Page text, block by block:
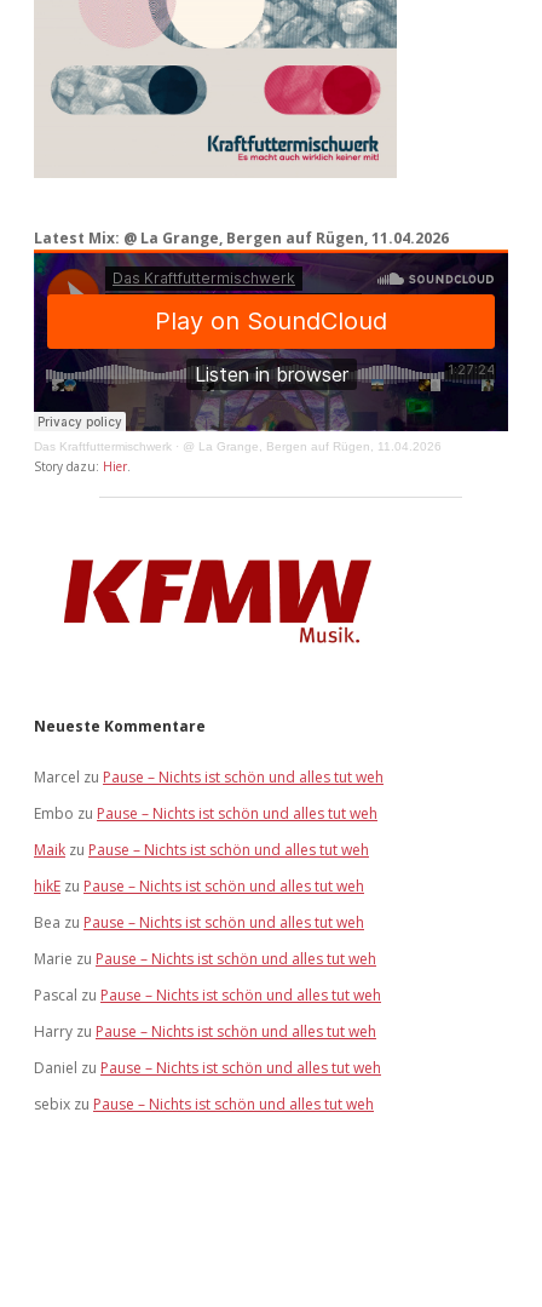
Latest Mix: @ La Grange, Bergen auf Rügen, 11.04.2026
Das Kraftfuttermischwerk · @ La Grange, Bergen auf Rügen, 11.04.2026
Story dazu: Hier
Neueste Kommentare
Marcel zu Pause – Nichts ist schön und alles tut weh
Embo zu Pause – Nichts ist schön und alles tut weh
Maik zu Pause – Nichts ist schön und alles tut weh
hikE zu Pause – Nichts ist schön und alles tut weh
Bea zu Pause – Nichts ist schön und alles tut weh
Marie zu Pause – Nichts ist schön und alles tut weh
Pascal zu Pause – Nichts ist schön und alles tut weh
Harry zu Pause – Nichts ist schön und alles tut weh
Daniel zu Pause – Nichts ist schön und alles tut weh
sebix zu Pause – Nichts ist schön und alles tut weh